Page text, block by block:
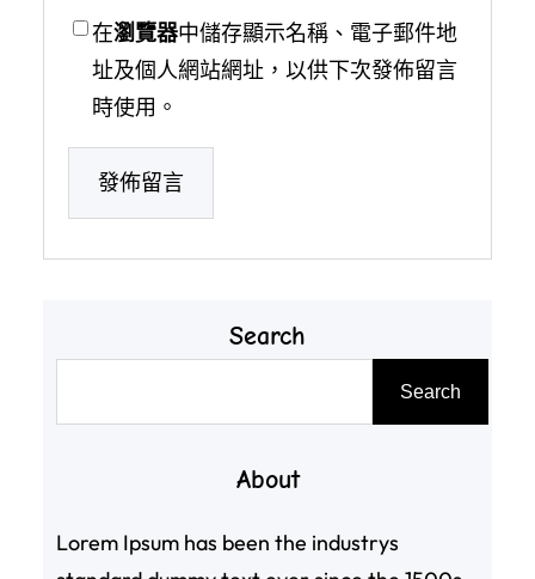
在瀏覽器中儲存顯示名稱、電子郵件地
址及個人網站網址，以供下次發佈留言
時使用。
Search
Search
About
Lorem Ipsum has been the industrys